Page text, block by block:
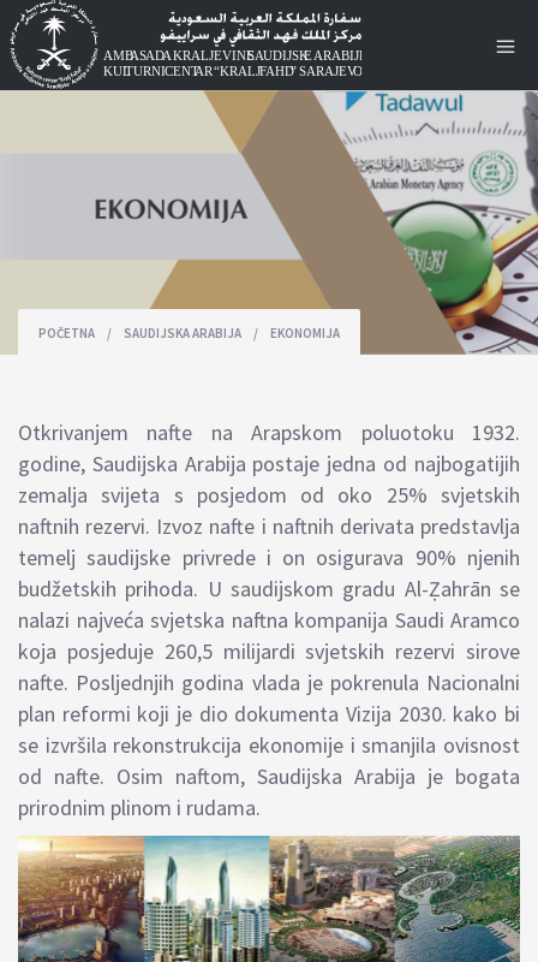
POČETNA / SAUDIJSKA ARABIJA / EKONOMIJA
Otkrivanjem nafte na Arapskom poluotoku 1932.
godine, Saudijska Arabija postaje jedna od najbogatijih
zemalja svijeta s posjedom od oko 25% svjetskih
naftnih rezervi. Izvoz nafte i naftnih derivata predstavlja
temelj saudijske privrede i on osigurava 90% njenih
budžetskih prihoda. U saudijskom gradu Al-Ẓahrān se
nalazi najveća svjetska naftna kompanija Saudi Aramco
koja posjeduje 260,5 milijardi svjetskih rezervi sirove
nafte. Posljednjih godina vlada je pokrenula Nacionalni
plan reformi koji je dio dokumenta Vizija 2030. kako bi
se izvršila rekonstrukcija ekonomije i smanjila ovisnost
od nafte. Osim naftom, Saudijska Arabija je bogata
prirodnim plinom i rudama.